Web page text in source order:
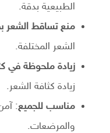
الطبيعية بدقة.
منع تساقط الشعر
الشعر المختلفة.
زيادة ملحوظة في
زيادة كثافة الشعر.
مناسب للجميع:
والمرضعات.